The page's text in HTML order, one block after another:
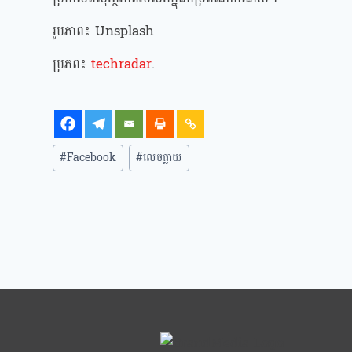
រូបភាព៖ Unsplash
ប្រភព៖ techradar.
#Facebook #លេចធ្លាយ